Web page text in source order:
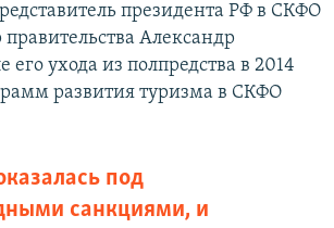
президента РФ в СКФО
Александр
ухода из полпредства в 2014
развития туризма в СКФО
под
санкциями, и